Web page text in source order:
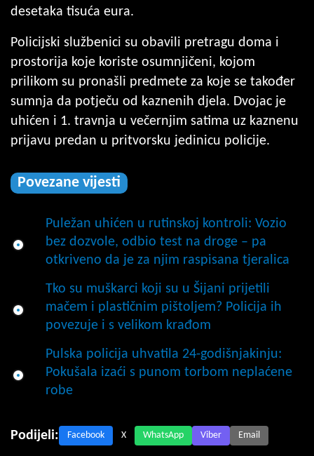
desetaka tisuća eura.
Policijski službenici su obavili pretragu doma i
prostorija koje koriste osumnjičeni, kojom
prilikom su pronašli predmete za koje se također
sumnja da potječu od kaznenih djela. Dvojac je
uhićen i 1. travnja u večernjim satima uz kaznenu
prijavu predan u pritvorsku jedinicu policije.
Povezane vijesti
Puležan uhićen u rutinskoj kontroli: Vozio
bez dozvole, odbio test na droge – pa
otkriveno da je za njim raspisana tjeralica
Tko su muškarci koji su u Šijani prijetili
mačem i plastičnim pištoljem? Policija ih
povezuje i s velikom krađom
Pulska policija uhvatila 24-godišnjakinju:
Pokušala izaći s punom torbom neplaćene
robe
Podijeli: Facebook X WhatsApp Viber Email